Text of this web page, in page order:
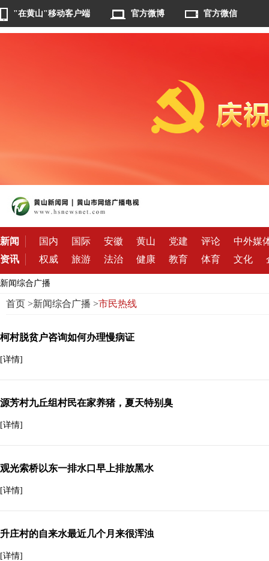
"在黄山"移动客户端 官方微博 官方微信
新闻 国内 国际 安徽 黄山 党建 评论
中外媒
资讯
权威 旅游 法治 健康 教育 体育 文化
新闻综合广播
首页>新闻综合广播 >市民热线
柯村脱贫户咨询如何办理慢病证
[详情]
源芳村九丘组村民在家养猪，夏天特别臭
[详情]
观光索桥以东一排水口早上排放黑水
[详情]
升庄村的自来水最近几个月来很浑浊
[详情]